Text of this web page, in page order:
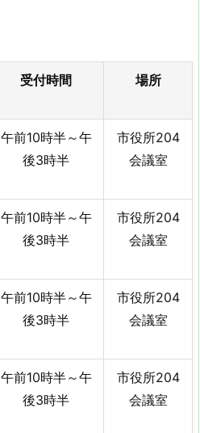
受付時間 場所
午前10時半～午
後3時半
市役所204
会議室
午前10時半～午
後3時半
市役所204
会議室
午前10時半～午
後3時半
市役所204
会議室
午前10時半～午
後3時半
市役所204
会議室